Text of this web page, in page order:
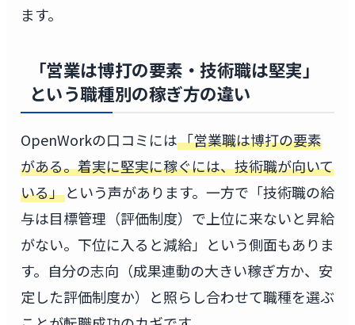
ます。
「営業は博打の要素・技術職は堅実」
という職種別の稼ぎ方の違い
OpenWorkの口コミには「営業職は博打の要素
がある。着実に堅実に稼ぐには、技術職が向いて
いる」という声があります。一方で「技術職の給
与は目標管理（評価制度）で上位に来ないと昇給
がない。下位に入ると減給」という側面もありま
す。自分の志向（成果連動の大きい稼ぎ方か、安
定した評価制度か）と照らし合わせて職種を選ぶ